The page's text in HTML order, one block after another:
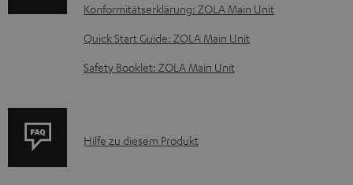
e
n
t
u
Konformitätserklärung: ZOLA Main Unit
Quick Start Guide: ZOLA Main Unit
Safety Booklet: ZOLA Main Unit
P
Hilfe zu diesem Produkt